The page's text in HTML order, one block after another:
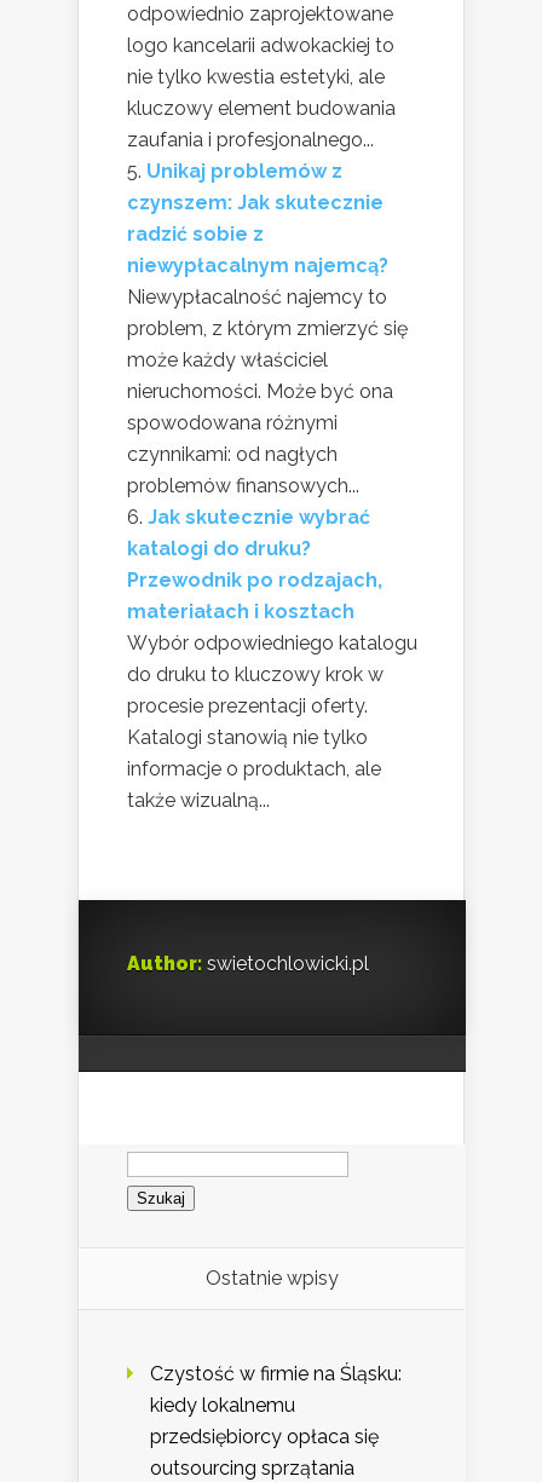
odpowiednio zaprojektowane
logo kancelarii adwokackiej to
nie tylko kwestia estetyki, ale
kluczowy element budowania
zaufania i profesjonalnego...
Unikaj problemów z
czynszem: Jak skutecznie
radzić sobie z
niewypłacalnym najemcą?
Niewypłacalność najemcy to
problem, z którym zmierzyć się
może każdy właściciel
nieruchomości. Może być ona
spowodowana różnymi
czynnikami: od nagłych
problemów finansowych...
Jak skutecznie wybrać
katalogi do druku?
Przewodnik po rodzajach,
materiałach i kosztach
Wybór odpowiedniego katalogu
do druku to kluczowy krok w
procesie prezentacji oferty.
Katalogi stanowią nie tylko
informacje o produktach, ale
także wizualną...
Author: swietochlowicki.pl
Szukaj:
Ostatnie wpisy
Czystość w firmie na Śląsku:
kiedy lokalnemu
przedsiębiorcy opłaca się
outsourcing sprzątania